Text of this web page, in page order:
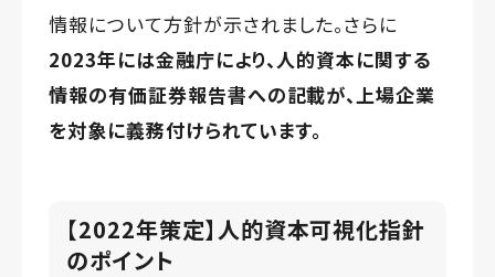
情報について方針が示されました。さらに
2023年には金融庁により、人的資本に関する
情報の有価証券報告書への記載が、上場企業
を対象に義務付けられています。
【2022年策定】人的資本可視化指針
のポイント